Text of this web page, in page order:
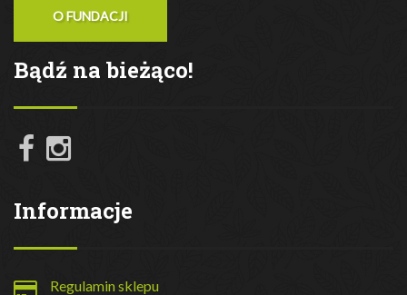
O FUNDACJI
Bądź na bieżąco!
Informacje
Regulamin sklepu